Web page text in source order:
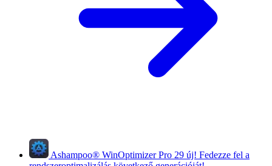
Ashampoo® WinOptimizer Pro 29 új! Fedezze fel a